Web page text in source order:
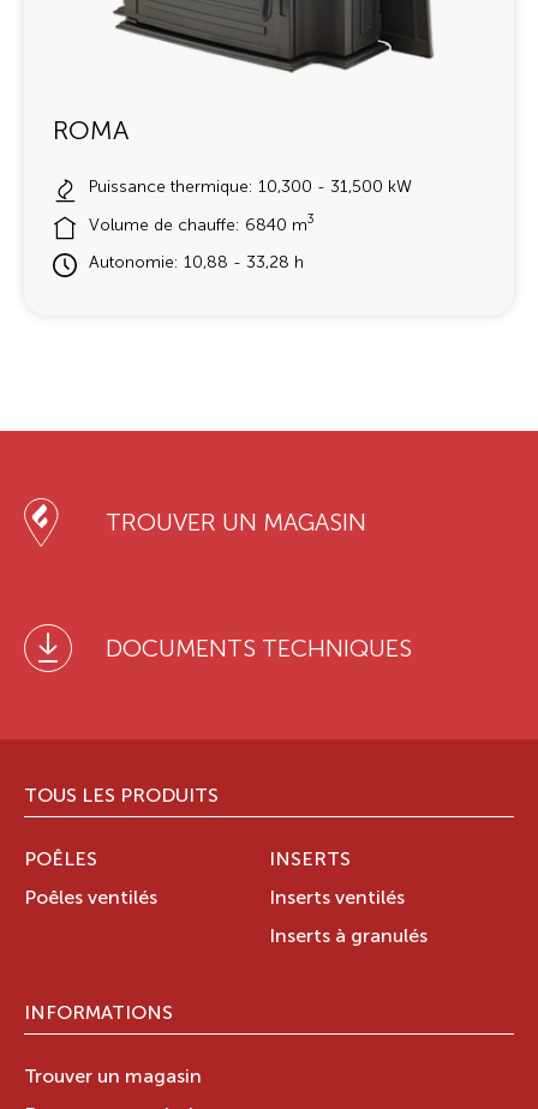
ROMA
Puissance thermique: 10,300 - 31,500 kW
Volume de chauffe: 6840 m3
Autonomie: 10,88 - 33,28 h
TROUVER UN MAGASIN
DOCUMENTS TECHNIQUES
TOUS LES PRODUITS
POÊLES
Poêles ventilés
INSERTS
Inserts ventilés
Inserts à granulés
INFORMATIONS
Trouver un magasin